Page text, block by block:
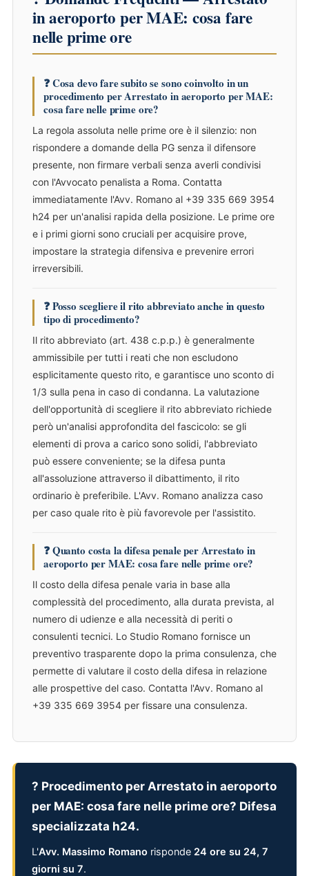
in aeroporto per MAE: cosa fare
nelle prime ore
❓ Cosa devo fare subito se sono coinvolto in un
procedimento per Arrestato in aeroporto per MAE:
cosa fare nelle prime ore?
La regola assoluta nelle prime ore è il silenzio: non
rispondere a domande della PG senza il difensore
presente, non firmare verbali senza averli condivisi
con l'Avvocato penalista a Roma. Contatta
immediatamente l'Avv. Romano al +39 335 669 3954
h24 per un'analisi rapida della posizione. Le prime ore
e i primi giorni sono cruciali per acquisire prove,
impostare la strategia difensiva e prevenire errori
irreversibili.
❓ Posso scegliere il rito abbreviato anche in questo
tipo di procedimento?
Il rito abbreviato (art. 438 c.p.p.) è generalmente
ammissibile per tutti i reati che non escludono
esplicitamente questo rito, e garantisce uno sconto di
1/3 sulla pena in caso di condanna. La valutazione
dell'opportunità di scegliere il rito abbreviato richiede
però un'analisi approfondita del fascicolo: se gli
elementi di prova a carico sono solidi, l'abbreviato
può essere conveniente; se la difesa punta
all'assoluzione attraverso il dibattimento, il rito
ordinario è preferibile. L'Avv. Romano analizza caso
per caso quale rito è più favorevole per l'assistito.
❓ Quanto costa la difesa penale per Arrestato in
aeroporto per MAE: cosa fare nelle prime ore?
Il costo della difesa penale varia in base alla
complessità del procedimento, alla durata prevista, al
numero di udienze e alla necessità di periti o
consulenti tecnici. Lo Studio Romano fornisce un
preventivo trasparente dopo la prima consulenza, che
permette di valutare il costo della difesa in relazione
alle prospettive del caso. Contatta l'Avv. Romano al
+39 335 669 3954 per fissare una consulenza.
? Procedimento per Arrestato in aeroporto
per MAE: cosa fare nelle prime ore? Difesa
specializzata h24.
L'Avv. Massimo Romano risponde 24 ore su 24, 7
giorni su 7.